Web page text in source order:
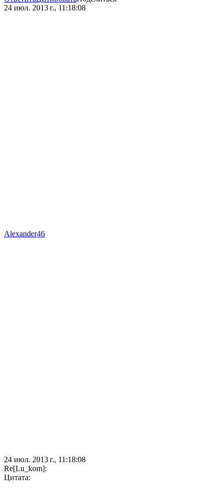
24 июл. 2013 г., 11:18:08
Alexander46
24 июл. 2013 г., 11:18:08
Re[Lu_kom]:
Цитата: